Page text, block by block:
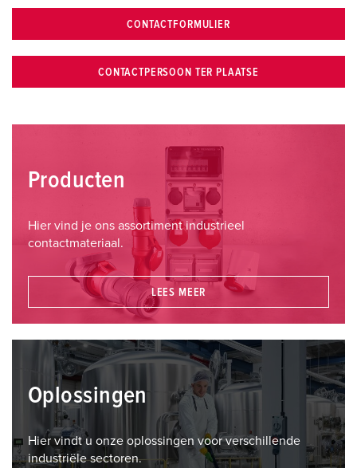
CONTACTFORMULIER
CONTACTPERSOON TER PLAATSE
Producten
Hier vind je ons assortiment industrieel
contactmateriaal.
LEES MEER
Oplossingen
Hier vindt u onze oplossingen voor verschillende
industriële sectoren.